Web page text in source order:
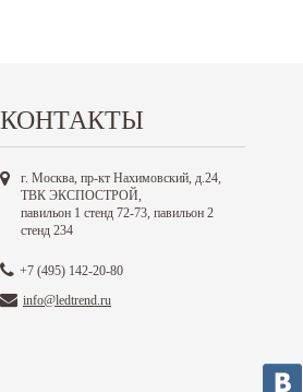
КОНТАКТЫ
г. Москва, пр-кт Нахимовский, д.24,
ТВК ЭКСПОСТРОЙ,
павильон 1 стенд 72-73, павильон 2
стенд 234
+7 (495) 142-20-80
info@ledtrend.ru